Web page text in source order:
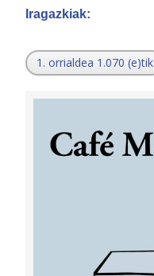
Iragazkiak:
1. orrialdea 1.070 (e)tik